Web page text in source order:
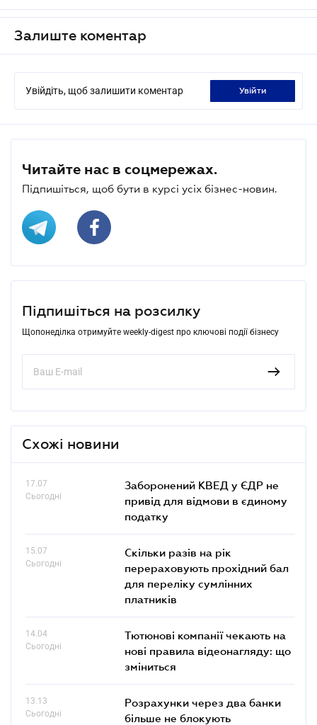
Залиште коментар
Увійдіть, щоб залишити коментар увійти
Читайте нас в соцмережах.
Підпишіться, щоб бути в курсі усіх бізнес-новин.
Підпишіться на розсилку
Щопонеділка отримуйте weekly-digest про ключові події бізнесу
Схожі новини
17.07
Сьогодні
Заборонений КВЕД у ЄДР не
привід для відмови в єдиному
податку
15.07
Сьогодні
Скільки разів на рік
перераховують прохідний бал
для переліку сумлінних
платників
14.04
Сьогодні
Тютюнові компанії чекають на
нові правила відеонагляду: що
зміниться
13.13
Сьогодні
Розрахунки через два банки
більше не блокують